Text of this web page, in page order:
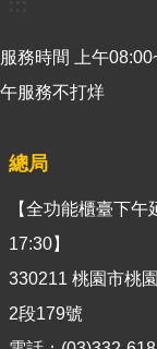
租
稅
專
分
導
覽
服務時間 上午
午服務不打烊
總局
【全功能櫃臺下午
17:30】
330211 桃園市桃
2段179號